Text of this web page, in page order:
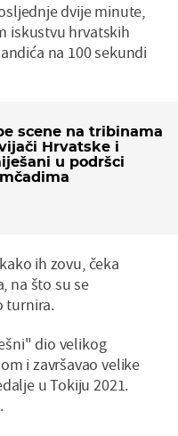
dvije minute,
iskustvu hrvatskih
na 100 sekundi
scene na tribinama
Hrvatske i
u podršci
kako ih zovu, čeka
na što su se
turnira.
dio velikog
i završavao velike
u Tokiju 2021.